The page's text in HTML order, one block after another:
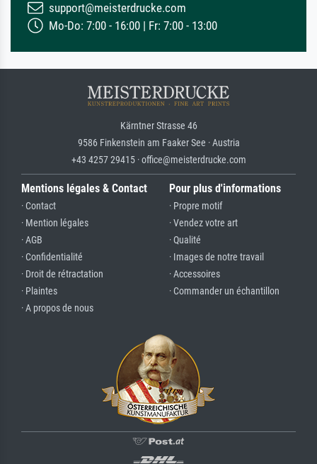
support@meisterdrucke.com
Mo-Do: 7:00 - 16:00 | Fr: 7:00 - 13:00
Kärntner Strasse 46
9586 Finkenstein am Faaker See · Austria
+43 4257 29415 · office@meisterdrucke.com
Mentions légales & Contact
· Contact
· Mention légales
· AGB
· Confidentialité
· Droit de rétractation
· Plaintes
· A propos de nous
Pour plus d'informations
· Propre motif
· Vendez votre art
· Qualité
· Images de notre travail
· Accessoires
· Commander un échantillon